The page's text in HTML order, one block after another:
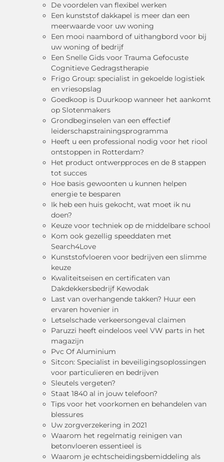
De voordelen van flexibel werken
Een kunststof dakkapel is meer dan een
meerwaarde voor uw woning
Een mooi naambord of uithangbord voor bij
uw woning of bedrijf
Een Snelle Gids voor Trauma Gefocuste
Cognitieve Gedragstherapie
Frigo Group: specialist in gekoelde logistiek
en vriesopslag
Goedkoop is Duurkoop wanneer het aankomt
op Slotenmakers
Grondbeginselen van een effectief
leiderschapstrainingsprogramma
Heeft u een professional nodig voor het riool
ontstoppen in Rotterdam?
Het product ontwerpproces en de 8 stappen
tot succes
Hoe basis gewoonten u kunnen helpen
energie te besparen
Ik heb een huis gekocht, wat moet ik nu
doen?
Keuze voor techniek op de middelbare school
Kom ook gezellig speeddaten met
Search4Love
Kunststofvloeren voor bedrijven een slimme
keuze
Kwaliteitseisen en certificaten van
Dakdekkersbedrijf Kewodak
Last van overhangende takken? Huur een
ervaren hovenier in
Letselschade verkeersongeval claimen
Paruzzi heeft eindeloos veel VW parts in het
magazijn
Pvc Of Aluminium
Sitcon: Specialist in beveiligingsoplossingen
voor particulieren en bedrijven
Sleutels vergeten?
Staat 1840 al in jouw telefoon?
Tips voor het voorkomen en behandelen van
blessures
Uw zorgverzekering in 2021
Waarom het regelmatig reinigen van
betonvloeren essentieel is
Waarom je echtscheidingsbemiddeling als